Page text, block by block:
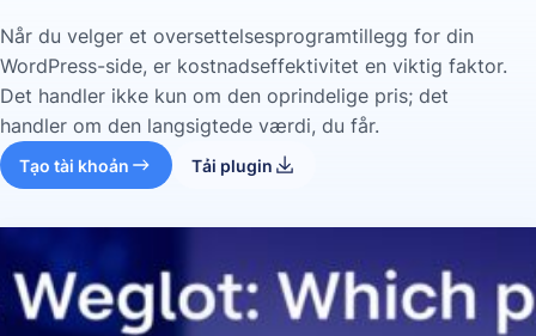
Når du velger et oversettelsesprogramtillegg for din
WordPress-side, er kostnadseffektivitet en viktig faktor.
Det handler ikke kun om den oprindelige pris; det
handler om den langsigtede værdi, du får.
Tạo tài khoản Tải plugin